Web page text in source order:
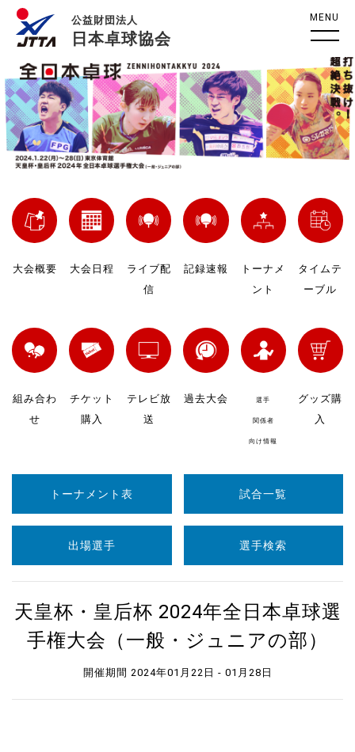
公益財団法人
日本卓球協会
MENU
大会概要 大会日程
ライブ配
信
記録速報
トーナメ
ント
タイムテ
ーブル
組み合わ
せ
チケット
購入
テレビ放
送
過去大会 選手
関係者
向け情報
グッズ購
入
トーナメント表 試合一覧
出場選手 選手検索
天皇杯・皇后杯 2024年全日本卓球選
手権大会（一般・ジュニアの部）
開催期間 2024年01月22日 - 01月28日